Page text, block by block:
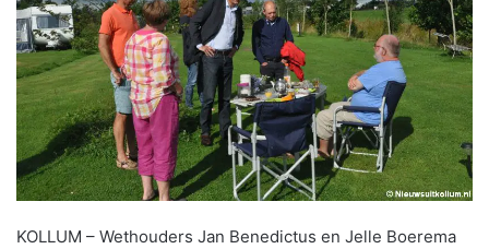
KOLLUM – Wethouders Jan Benedictus en Jelle Boerema